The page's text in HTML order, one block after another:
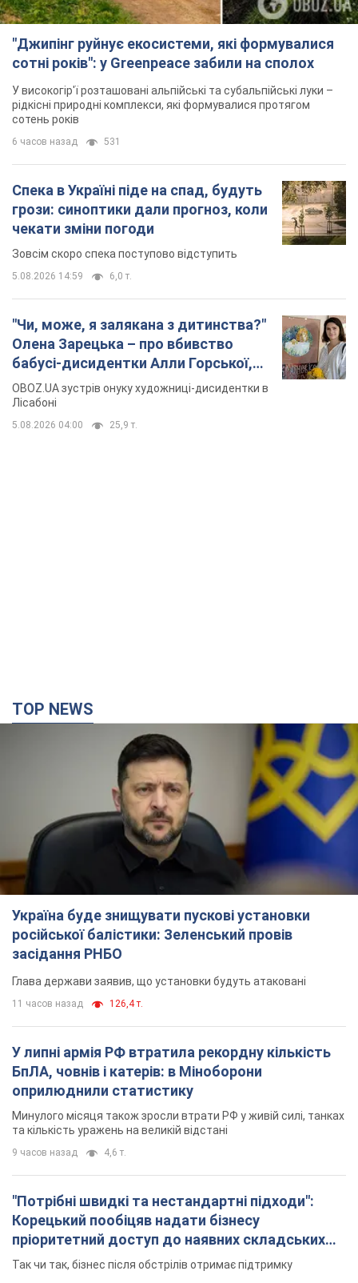
"Джипінг руйнує екосистеми, які формувалися
сотні років": у Greenpeace забили на сполох
У високогір'ї розташовані альпійські та субальпійські луки –
рідкісні природні комплекси, які формувалися протягом
сотень років
6 часов назад 531
Спека в Україні піде на спад, будуть
грози: синоптики дали прогноз, коли
чекати зміни погоди
Зовсім скоро спека поступово відступить
5.08.2026 14:59 6,0 т.
"Чи, може, я залякана з дитинства?"
Олена Зарецька – про вбивство
бабусі-дисидентки Алли Горської,
критику Дмитра Стуса та втечу в
Португалію з 5 дітьми
OBOZ.UA зустрів онуку художниці-дисидентки в
Лісабоні
5.08.2026 04:00 25,9 т.
TOP NEWS
Україна буде знищувати пускові установки
російської балістики: Зеленський провів
засідання РНБО
Глава держави заявив, що установки будуть атаковані
11 часов назад 126,4 т.
У липні армія РФ втратила рекордну кількість
БпЛА, човнів і катерів: в Міноборони
оприлюднили статистику
Минулого місяця також зросли втрати РФ у живій силі, танках
та кількість уражень на великій відстані
9 часов назад 4,6 т.
"Потрібні швидкі та нестандартні підходи":
Корецький пообіцяв надати бізнесу
пріоритетний доступ до наявних складських
приміщень
Так чи так, бізнес після обстрілів отримає підтримку